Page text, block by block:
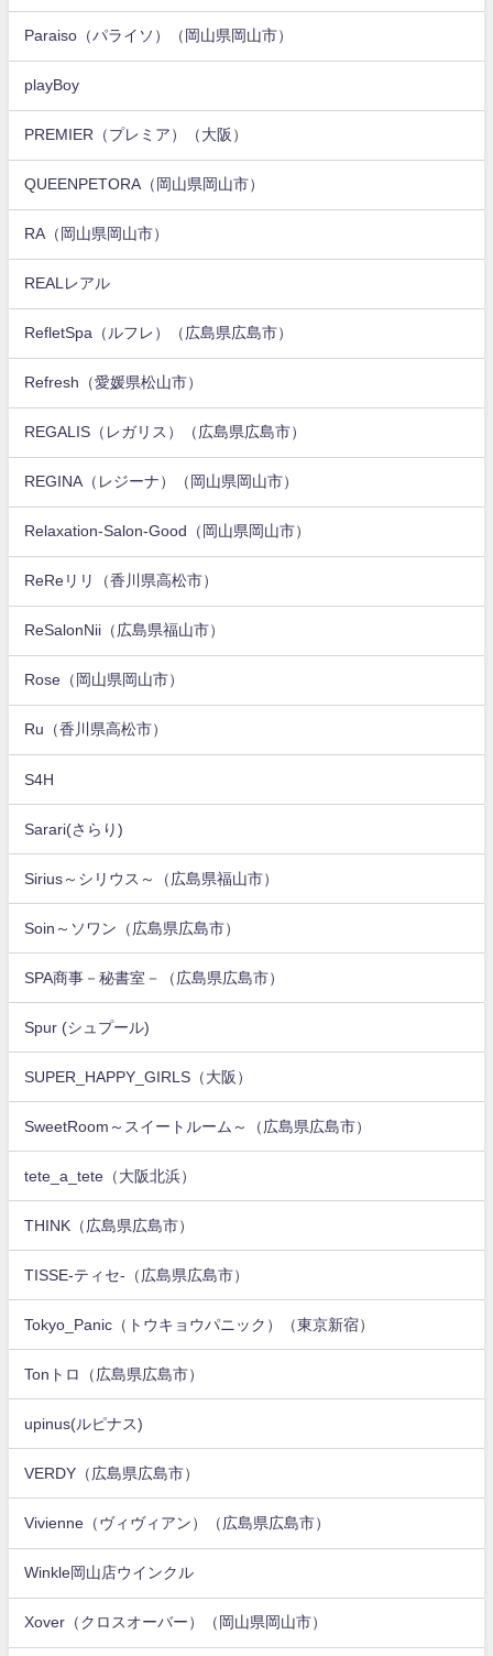
Paraiso（パライソ）（岡山県岡山市）
playBoy
PREMIER（プレミア）（大阪）
QUEENPETORA（岡山県岡山市）
RA（岡山県岡山市）
REALレアル
RefletSpa（ルフレ）（広島県広島市）
Refresh（愛媛県松山市）
REGALIS（レガリス）（広島県広島市）
REGINA（レジーナ）（岡山県岡山市）
Relaxation-Salon-Good（岡山県岡山市）
ReReリリ（香川県高松市）
ReSalonNii（広島県福山市）
Rose（岡山県岡山市）
Ru（香川県高松市）
S4H
Sarari(さらり)
Sirius～シリウス～（広島県福山市）
Soin～ソワン（広島県広島市）
SPA商事－秘書室－（広島県広島市）
Spur (シュプール)
SUPER_HAPPY_GIRLS（大阪）
SweetRoom～スイートルーム～（広島県広島市）
tete_a_tete（大阪北浜）
THINK（広島県広島市）
TISSE-ティセ-（広島県広島市）
Tokyo_Panic（トウキョウパニック）（東京新宿）
Tonトロ（広島県広島市）
upinus(ルピナス)
VERDY（広島県広島市）
Vivienne（ヴィヴィアン）（広島県広島市）
Winkle岡山店ウインクル
Xover（クロスオーバー）（岡山県岡山市）